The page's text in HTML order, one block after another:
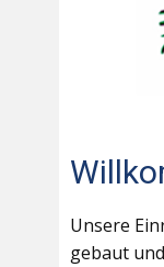
Unsere
gebaut